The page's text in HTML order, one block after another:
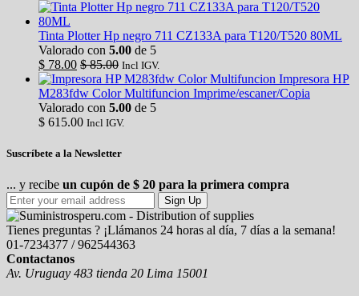
Tinta Plotter Hp negro 711 CZ133A para T120/T520 80ML
Valorado con 5.00 de 5
$ 78.00 $85.00 Incl IGV.
Impresora HP
M283fdw Color Multifuncion Imprime/escaner/Copia
Valorado con 5.00 de 5
$ 615.00 Incl IGV.
Suscríbete a la Newsletter
... y recibe un cupón de $ 20 para la primera compra
Sign Up
Tienes preguntas ? ¡Llámanos 24 horas al día, 7 días a la semana!
01-7234377 / 962544363
Contactanos
Av. Uruguay 483 tienda 20 Lima 15001